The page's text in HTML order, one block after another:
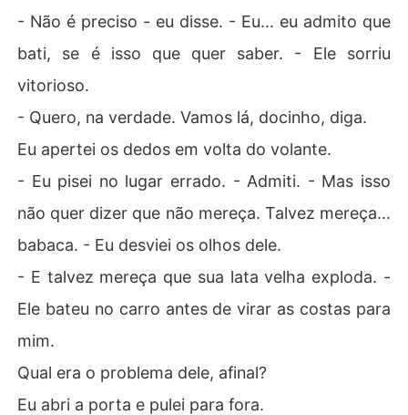
- Não é preciso - eu disse. - Eu... eu admito que
bati, se é isso que quer saber. - Ele sorriu
vitorioso.
- Quero, na verdade. Vamos lá, docinho, diga.
Eu apertei os dedos em volta do volante.
- Eu pisei no lugar errado. - Admiti. - Mas isso
não quer dizer que não mereça. Talvez mereça...
babaca. - Eu desviei os olhos dele.
- E talvez mereça que sua lata velha exploda. -
Ele bateu no carro antes de virar as costas para
mim.
Qual era o problema dele, afinal?
Eu abri a porta e pulei para fora.